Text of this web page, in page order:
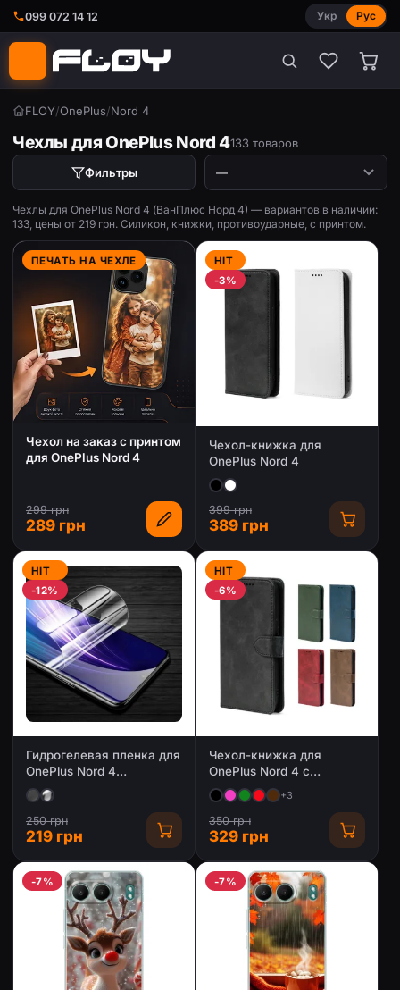
099 072 14 12 Укр Рус
FLOY/OnePlus/Nord 4
Чехлы для OnePlus Nord 4133 товаров
Фильтры
Чехлы для OnePlus Nord 4 (ВанПлюс Норд 4) — вариантов в наличии:
133, цены от 219 грн. Силикон, книжки, противоударные, с принтом.
ПЕЧАТЬ НА ЧЕХЛЕ
Чехол на заказ с принтом
для OnePlus Nord 4
299 грн
289 грн
HIT
-3%
Чехол-книжка для
OnePlus Nord 4
399 грн
389 грн
HIT
-12%
Гидрогелевая пленка для
OnePlus Nord 4
(Глянцевая / Матовая)
250 грн
219 грн
HIT
-6%
Чехол-книжка для
OnePlus Nord 4 с
магнитной застежкой
+3
350 грн
329 грн
-7% -7%